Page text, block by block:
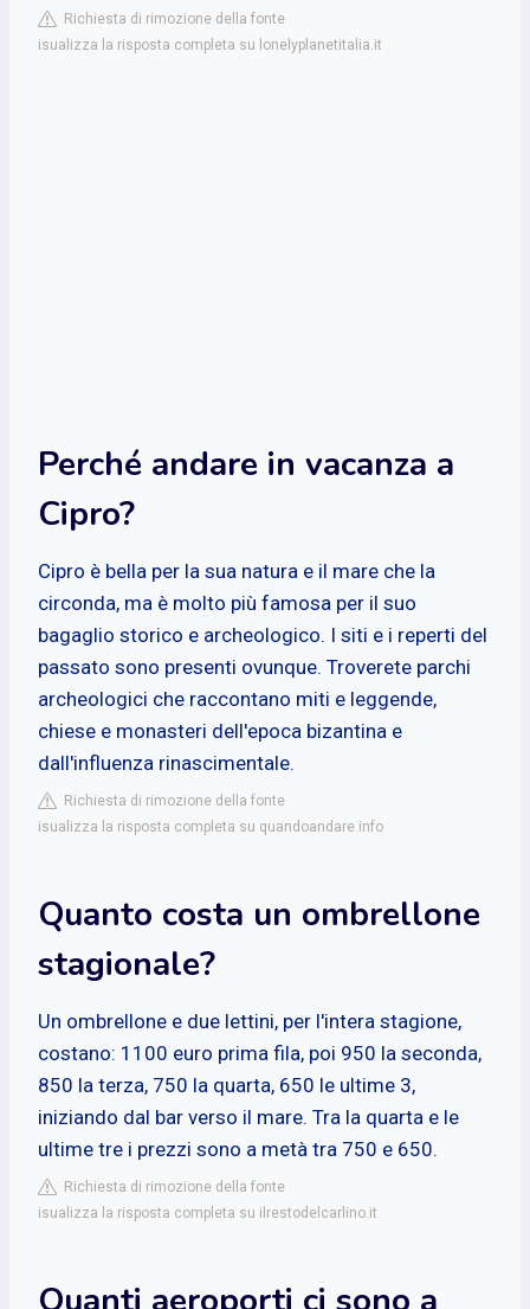
Richiesta di rimozione della fonte
isualizza la risposta completa su lonelyplanetitalia.it
Perché andare in vacanza a
Cipro?
Cipro è bella per la sua natura e il mare che la
circonda, ma è molto più famosa per il suo
bagaglio storico e archeologico. I siti e i reperti del
passato sono presenti ovunque. Troverete parchi
archeologici che raccontano miti e leggende,
chiese e monasteri dell'epoca bizantina e
dall'influenza rinascimentale.
Richiesta di rimozione della fonte
isualizza la risposta completa su quandoandare.info
Quanto costa un ombrellone
stagionale?
Un ombrellone e due lettini, per l'intera stagione,
costano: 1100 euro prima fila, poi 950 la seconda,
850 la terza, 750 la quarta, 650 le ultime 3,
iniziando dal bar verso il mare. Tra la quarta e le
ultime tre i prezzi sono a metà tra 750 e 650.
Richiesta di rimozione della fonte
isualizza la risposta completa su ilrestodelcarlino.it